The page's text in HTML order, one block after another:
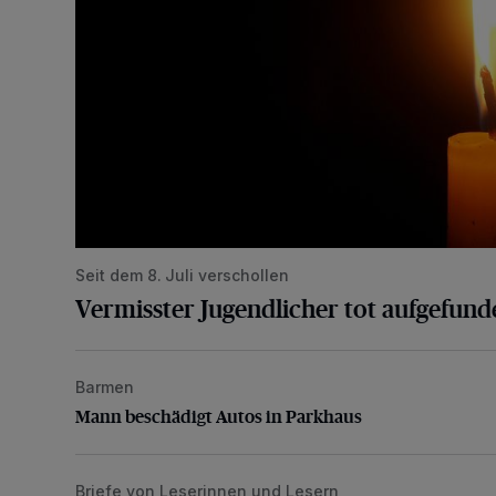
Seit dem 8. Juli verschollen
Vermisster Jugendlicher tot
Mann beschädigt Autos in Parkhaus
Barmen
Mann beschädigt Autos in Parkhaus
Briefe von Leserinnen und Lesern